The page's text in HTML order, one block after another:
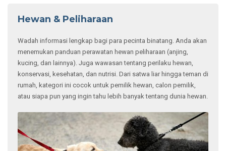
Hewan & Peliharaan
Wadah informasi lengkap bagi para pecinta binatang. Anda akan
menemukan panduan perawatan hewan peliharaan (anjing,
kucing, dan lainnya). Juga wawasan tentang perilaku hewan,
konservasi, kesehatan, dan nutrisi. Dari satwa liar hingga teman di
rumah, kategori ini cocok untuk pemilik hewan, calon pemilik,
atau siapa pun yang ingin tahu lebih banyak tentang dunia hewan.